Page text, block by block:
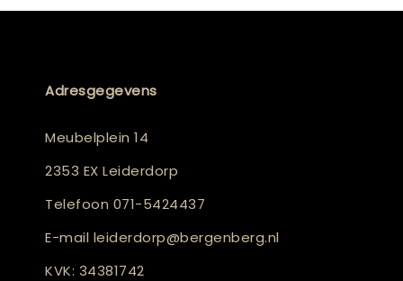
Adresgegevens
Meubelplein 14
2353 EX Leiderdorp
Telefoon 071-5424437
E-mail leiderdorp@bergenberg.nl
KVK: 34381742